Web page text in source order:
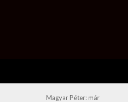
Magyar Péter: már